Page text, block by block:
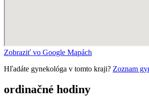
Zobraziť vo Google Mapách
Hľadáte gynekológa v tomto kraji? Zoznam
ordinačné hodiny